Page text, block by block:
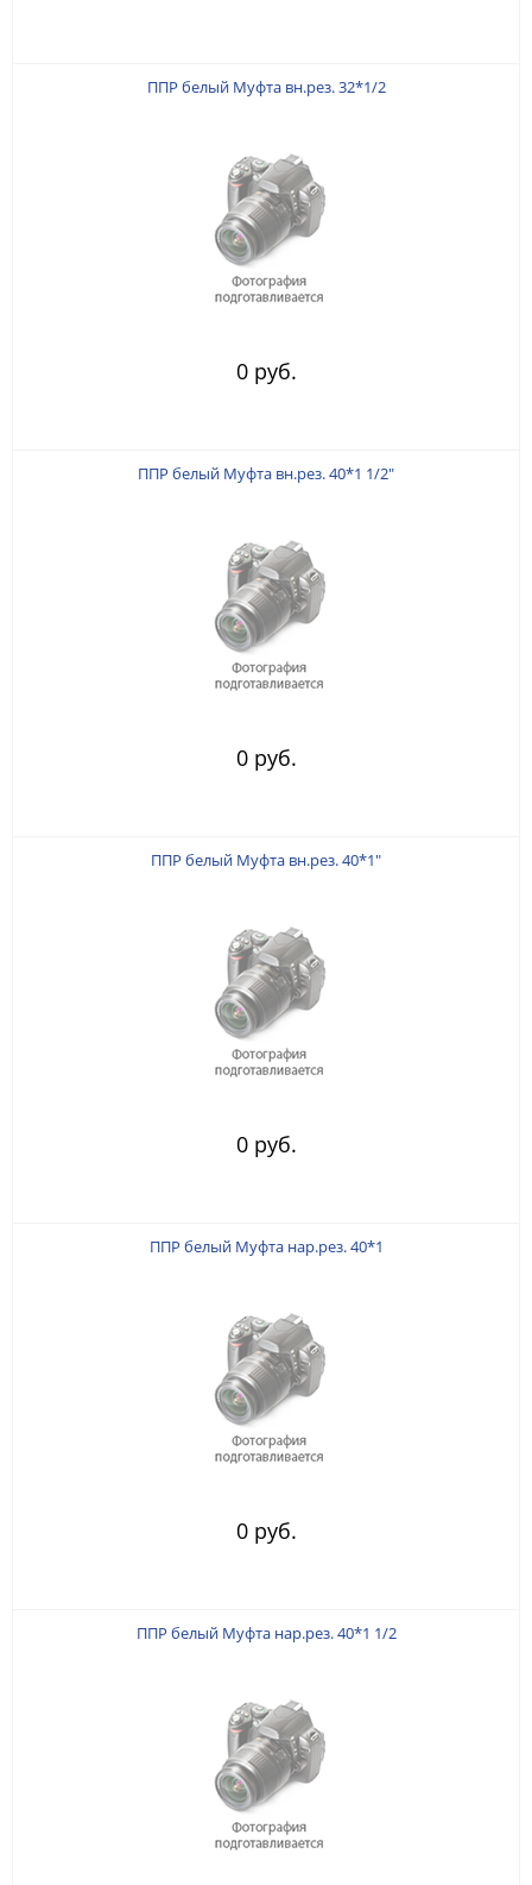
ППР белый Муфта вн.рез. 32*1/2
0 руб.
ППР белый Муфта вн.рез. 40*1 1/2"
0 руб.
ППР белый Муфта вн.рез. 40*1"
0 руб.
ППР белый Муфта нар.рез. 40*1
0 руб.
ППР белый Муфта нар.рез. 40*1 1/2